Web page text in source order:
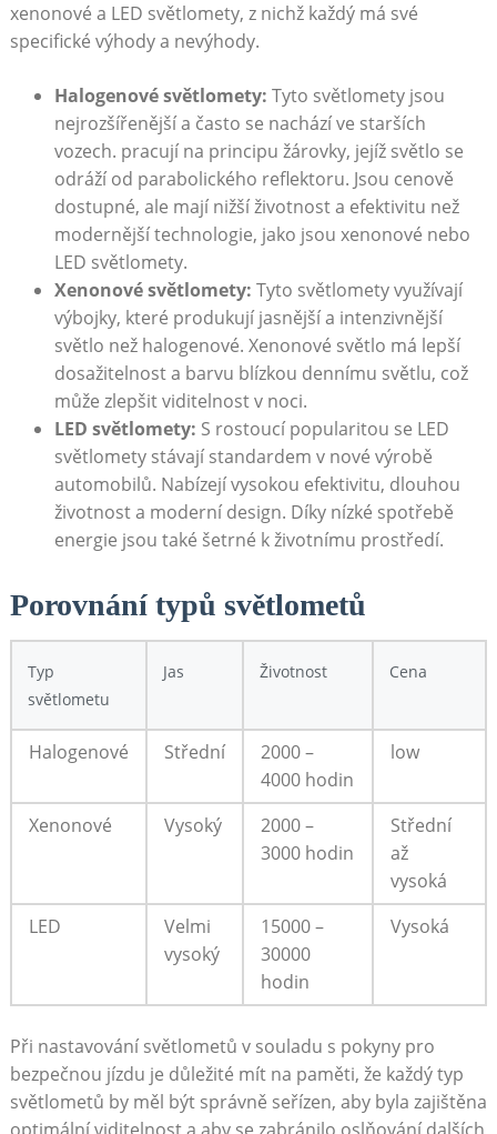
xenonové a LED světlomety, z nichž každý má své
specifické výhody a nevýhody.
Halogenové světlomety: Tyto světlomety jsou
nejrozšířenější a často se nachází ve starších
vozech. pracují na principu žárovky, jejíž světlo se
odráží od parabolického reflektoru. Jsou cenově
dostupné, ale mají nižší životnost a efektivitu než
modernější technologie, jako jsou xenonové nebo
LED světlomety.
Xenonové světlomety: Tyto světlomety využívají
výbojky, které produkují jasnější a intenzivnější
světlo než halogenové. Xenonové světlo má lepší
dosažitelnost a barvu blízkou dennímu světlu, což
může zlepšit viditelnost v noci.
LED světlomety: S rostoucí popularitou se LED
světlomety stávají standardem v nové výrobě
automobilů. Nabízejí vysokou efektivitu, dlouhou
životnost a moderní design. Díky nízké spotřebě
energie jsou také šetrné k životnímu prostředí.
Porovnání typů světlometů
Typ
světlometu
Jas Životnost Cena
Halogenové Střední
2000 –
4000 hodin
low
Xenonové Vysoký
2000 –
3000 hodin
Střední
až
vysoká
LED
Velmi
vysoký
15000 –
30000
hodin
Vysoká
Při nastavování světlometů v souladu s pokyny pro
bezpečnou jízdu je důležité mít na paměti, že každý typ
světlometů by měl být správně seřízen, aby byla zajištěna